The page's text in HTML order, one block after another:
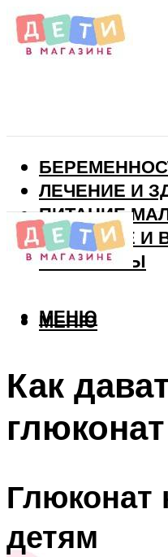
ЛЕЧЕНИЕ И
ПИТАНИЕ
РАЗВИТИЕ И
ВИТАМИНЫ
МЕНЮ
МЕНЮ
Как
Глюконат
детям